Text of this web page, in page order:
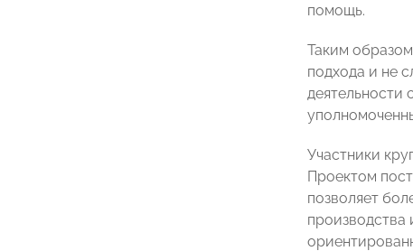
помощь.
Таким
подхода и не
деятельности
Участники
Проектом
позволяет
производства